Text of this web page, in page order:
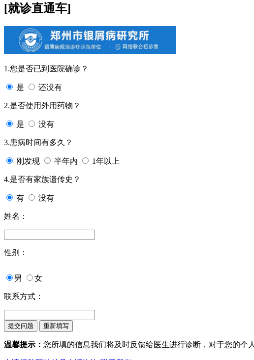
[就诊直通车]
1.您是否已到医院确诊？
是 还没有
2.是否使用外用药物？
是 没有
3.患病时间有多久？
刚发现 半年内 1年以上
4.是否有家族遗传史？
有 没有
姓名：
性别：
男 女
联系方式：
温馨提示： 您所填的信息我们将及时反馈给医生进行诊断，对于您的个